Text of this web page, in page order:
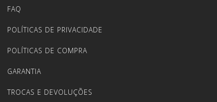
FAQ
POLÍTICAS DE PRIVACIDADE
POLÍTICAS DE COMPRA
GARANTIA
TROCAS E DEVOLUÇÕES